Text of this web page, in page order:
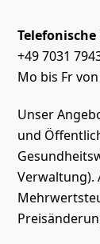
+49 7031
Mo bis Fr
Unser
und
Verwaltung).